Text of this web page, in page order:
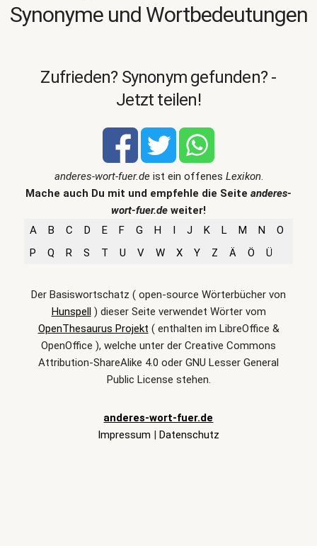
Synonyme und Wortbedeutungen
Zufrieden? Synonym gefunden? -
Jetzt teilen!
anderes-wort-fuer.deist ein offenes Lexikon.
Mache auch Du mit und empfehle die Seite anderes-
wort-fuer.de weiter!
A
B C D E F G H I J K L M N
O
P
Q R S T U V W X Y Z Ä Ö Ü
Der Basiswortschatz ( open-source Wörterbücher von
Hunspell) dieser Seite verwendet Wörter vom
OpenThesaurus Projekt ( enthalten im LibreOffice &
OpenOffice ), welche unter der Creative Commons
Attribution-ShareAlike 4.0 oder GNU Lesser General
Public License stehen.
anderes-wort-fuer.de
Impressum | Datenschutz